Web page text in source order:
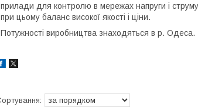
прилади для контролю в мережах напруги і
при цьому баланс високої якості і ціни.
Потужності виробництва знаходяться в р. Одеса.